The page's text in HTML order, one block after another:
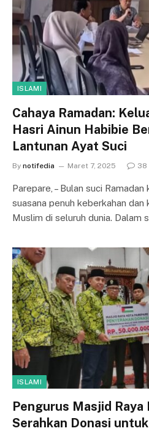
ISLAMI
Cahaya Ramadan:
Hasri Ainun Habibie
Lantunan Ayat Suci
By notifedia Maret 7, 2025 38
Parepare, – Bulan suci
suasana penuh keberkahan dan
Muslim di seluruh dunia. Dalam
ISLAMI
Pengurus Masjid Raya
Serahkan Donasi